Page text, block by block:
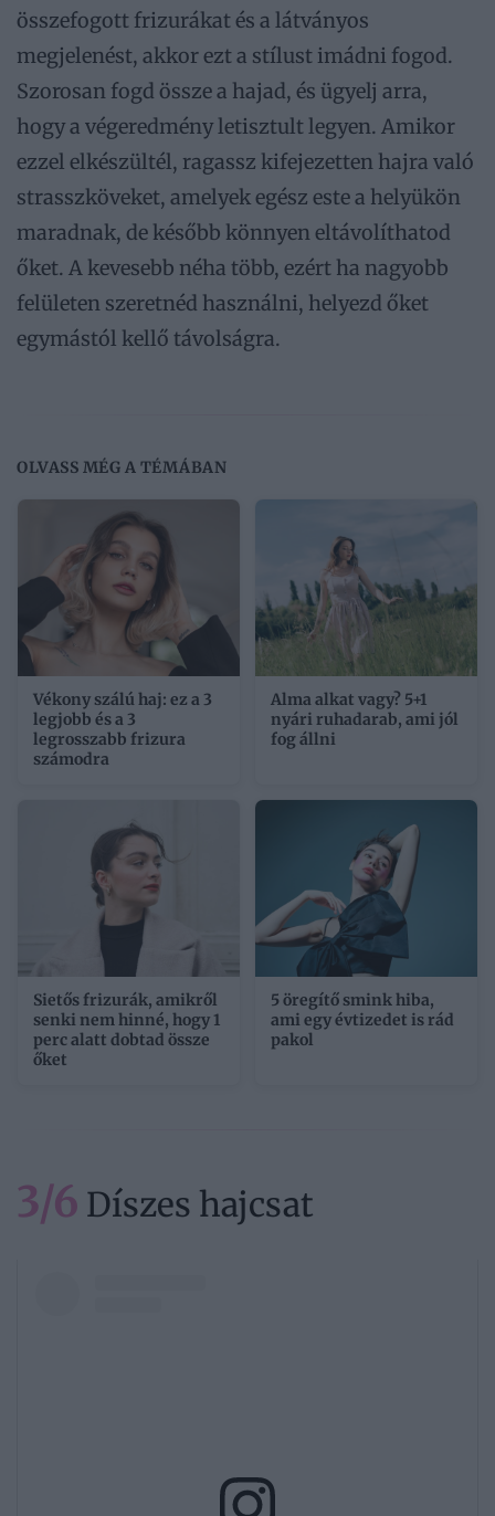
összefogott frizurákat és a látványos
megjelenést, akkor ezt a stílust imádni fogod.
Szorosan fogd össze a hajad, és ügyelj arra,
hogy a végeredmény letisztult legyen. Amikor
ezzel elkészültél, ragassz kifejezetten hajra való
strasszköveket, amelyek egész este a helyükön
maradnak, de később könnyen eltávolíthatod
őket. A kevesebb néha több, ezért ha nagyobb
felületen szeretnéd használni, helyezd őket
egymástól kellő távolságra.
OLVASS MÉG A TÉMÁBAN
Vékony szálú haj: ez a 3
legjobb és a 3
legrosszabb frizura
számodra
Alma alkat vagy? 5+1
nyári ruhadarab, ami jól
fog állni
Sietős frizurák, amikről
senki nem hinné, hogy 1
perc alatt dobtad össze
őket
5 öregítő smink hiba,
ami egy évtizedet is rád
pakol
3/6 Díszes hajcsat